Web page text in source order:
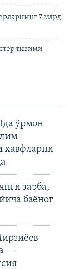
7 млрд
тизими
ўрмон
хавфларни
зарба,
баёнот
—